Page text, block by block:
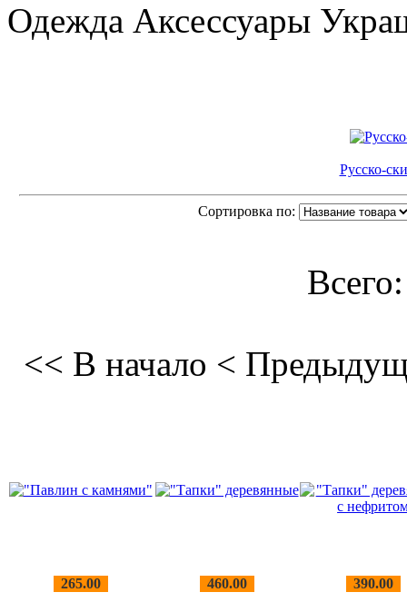
Одежда Аксессуары
Русско-
Сортировка по:
<< В начало <
265.00 460.00 390.00